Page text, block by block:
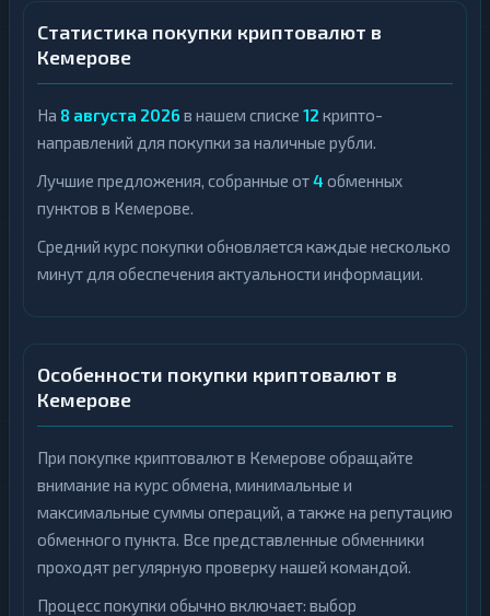
Статистика покупки криптовалют в
Кемерове
На 8 августа 2026 в нашем списке 12 крипто-
направлений для покупки за наличные рубли.
Лучшие предложения, собранные от4обменных
пунктов в Кемерове.
Средний курс покупки обновляется каждые несколько
минут для обеспечения актуальности информации.
Особенности покупки криптовалют в
Кемерове
При покупке криптовалют в Кемерове обращайте
внимание на курс обмена, минимальные и
максимальные суммы операций, а также на репутацию
обменного пункта. Все представленные обменники
проходят регулярную проверку нашей командой.
Процесс покупки обычно включает: выбор